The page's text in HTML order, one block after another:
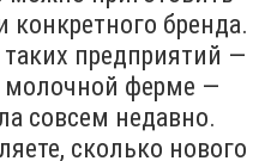
конкретного бренда.
предприятий —
молочной ферме —
совсем недавно.
сколько нового